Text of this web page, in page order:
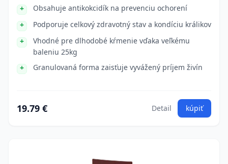
Obsahuje antikokcidík na prevenciu ochorení
Podporuje celkový zdravotný stav a kondíciu králikov
Vhodné pre dlhodobé kŕmenie vďaka veľkému
baleniu 25kg
Granulovaná forma zaisťuje vyvážený príjem živín
19.79 € Detail kúpiť